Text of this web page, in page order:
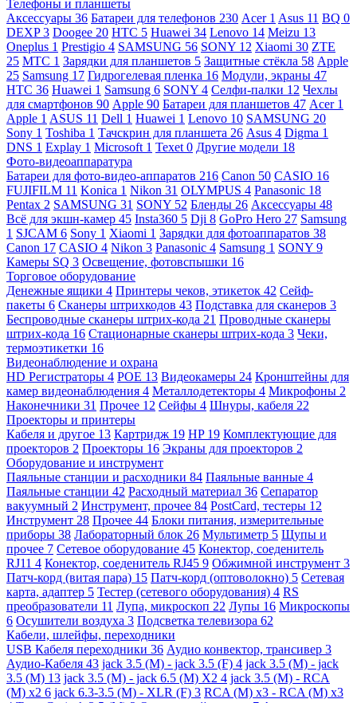
Телефоны и планшеты
Аксессуары 36 Батареи для телефонов 230 Acer 1 Asus 11 BQ 0
DEXP3 Doogee 20 HTC 5 Huawei 34 Lenovo 14 Meizu 13
Oneplus 1 Prestigio 4 SAMSUNG 56 SONY 12 Xiaomi 30 ZTE
25 МТС 1 Зарядки для планшетов 5 Защитные стёкла 58 Apple
25 Samsung 17 Гидрогелевая пленка 16 Модули, экраны 47
HTC 36 Huawei 1 Samsung 6 SONY 4 Селфи-палки 12 Чехлы
для смартфонов 90 Apple 90 Батареи для планшетов 47 Acer 1
Apple 1 ASUS 11 Dell 1 Huawei 1 Lenovo 10 SAMSUNG 20
Sony 1 Toshiba 1 Тачскрин для планшета 26 Asus 4 Digma 1
DNS 1 Explay 1 Microsoft 1 Texet 0 Другие модели 18
Фото-видеоаппаратура
Батареи для фото-видео-аппаратов 216 Canon 50 CASIO 16
FUJIFILM 11 Konica 1 Nikon 31 OLYMPUS 4 Panasonic 18
Pentax 2 SAMSUNG 31 SONY 52 Бленды 26 Аксессуары 48
Всё для экшн-камер 45 Insta360 5 Dji 8 GoPro Hero 27 Samsung
1 SJCAM 6 Sony 1 Xiaomi 1 Зарядки для фотоаппаратов 38
Canon 17 CASIO 4 Nikon 3 Panasonic 4 Samsung 1 SONY 9
Камеры SQ 3 Освещение, фотовспышки 16
Торговое оборудование
Денежные ящики 4 Принтеры чеков, этикеток 42 Сейф-
пакеты 6 Сканеры штрихкодов 43 Подставка для сканеров 3
Беспроводные сканеры штрих-кода 21 Проводные сканеры
штрих-кода 16 Стационарные сканеры штрих-кода 3 Чеки,
термоэтикетки 16
Видеонаблюдение и охрана
HD Регистраторы 4 POE 13 Видеокамеры 24 Кронштейны для
камер видеонаблюдения 4 Металлодетекторы 4 Микрофоны 2
Наконечники 31 Прочее 12 Сейфы 4 Шнуры, кабеля 22
Проекторы и принтеры
Кабеля и другое 13 Картридж 19 HP 19 Комплектующие для
проекторов 2 Проекторы 16 Экраны для проекторов 2
Оборудование и инструмент
Паяльные станции и расходники 84 Паяльные ванные 4
Паяльные станции 42 Расходный материал 36 Сепаратор
вакуумный 2 Инструмент, прочее 84 PostCard, тестеры 12
Инструмент 28 Прочее 44 Блоки питания, измерительные
приборы 38 Лабораторный блок 26 Мультиметр 5 Щупы и
прочее 7 Сетевое оборудование 45 Конектор, соеденитель
RJ11 4 Конектор, соеденитель RJ45 9 Обжимной инструмент 3
Патч-корд (витая пара) 15 Патч-корд (оптоволокно) 5 Сетевая
карта, адаптер 5 Тестер (сетевого оборудования) 4 RS
преобразователи 11 Лупа, микроскоп 22 Лупы 16 Микроскопы
6 Осушители воздуха 3 Подсветка телевизора 62
Кабели, шлейфы, переходники
USB Кабеля переходники 36 Аудио конвектор, трансивер 3
Аудио-Кабеля 43 jack 3.5 (M) - jack 3.5 (F) 4 jack 3.5 (M) - jack
3.5 (M) 13 jack 3.5 (M) - jack 6.5 (M) X2 4 jack 3.5 (M) - RCA
(M) x2 6 jack 6.3-3.5 (M) - XLR (F) 3 RCA (M) x3 - RCA (M) x3